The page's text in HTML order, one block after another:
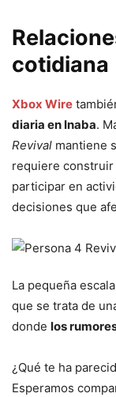
cotidiana
Xbox Wire
diaria en Inaba.
Revival mantiene
requiere
participar en
decisiones que
La pequeña
que se trata de
donde los
¿Qué te ha
Esperamos